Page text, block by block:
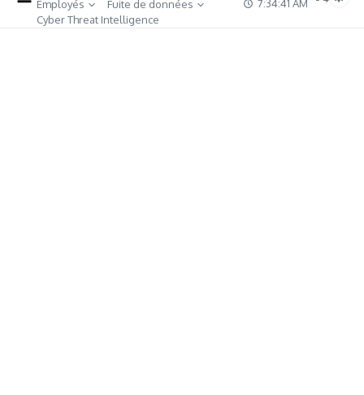
Employés
Fuite de données
Cyber Threat Intelligence
7:34:42 AM